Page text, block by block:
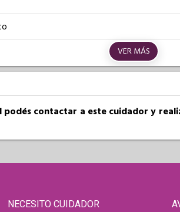
VER MÁS
contactar a este cuidador y
NECESITO CUIDADOR